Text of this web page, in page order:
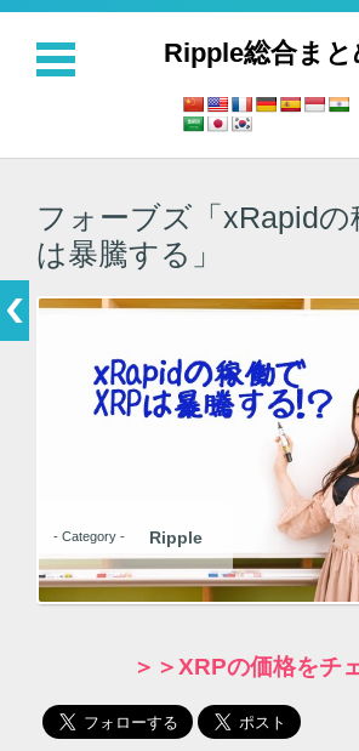
Ripple総合まと
コンテンツに移動
フォーブズ「xRapidの
は暴騰する」
- Category - Ripple
＞＞XRPの価格をチ